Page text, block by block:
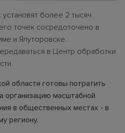
более 2 тысяч
точек сосредоточено в
и Ялуторовске.
в Центр обработки
области готовы потратить
организацию масштабной
в общественных местах - в
региону.